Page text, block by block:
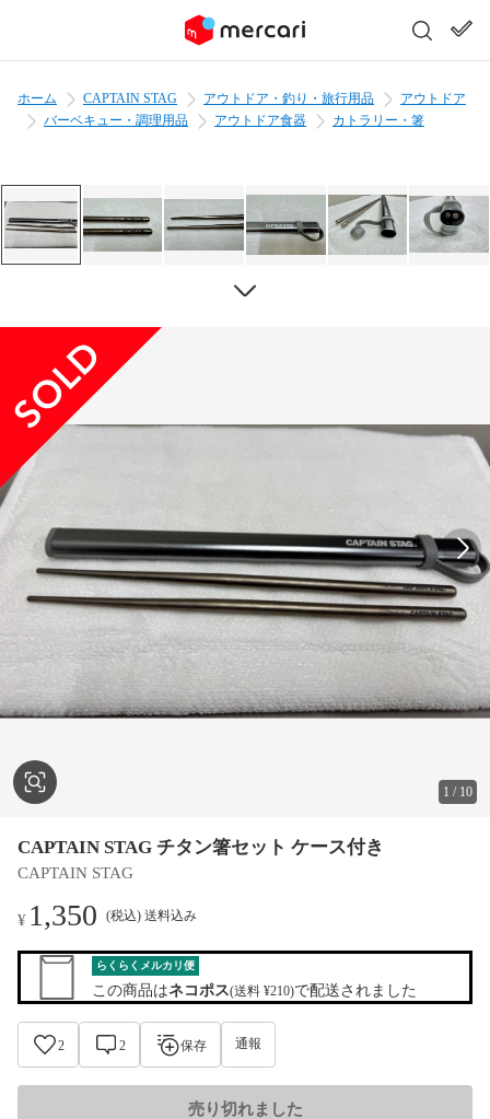
ホーム CAPTAIN STAG アウトドア・釣り・旅行用品
アウトドア
バーベキュー・調理用品
アウトドア食器 カトラリー・箸
1 / 10
CAPTAIN STAG チタン箸セット ケース付き
CAPTAIN STAG
¥ 1,350 (税込) 送料込み
らくらくメルカリ便
この商品はネコポス(送料 ¥210)で配送されました
2 2 保存 通報
売り切れました